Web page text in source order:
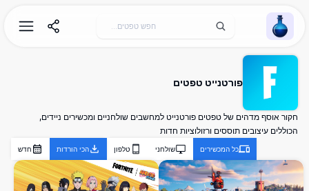
Wallpaper Alchemy
פורטנייט טפטים
חקור אוסף מדהים של טפטים פורטנייט למחשבים שולחניים ומכשירים ניידים,
הכוללים עיצובים תוססים ורזולוציות חדות
כל המכשירים שולחני טלפון הכי הורדות חדש